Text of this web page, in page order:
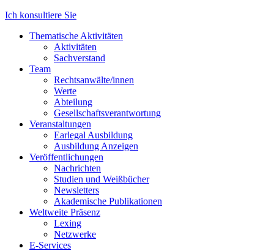
Ich konsultiere Sie
Thematische Aktivitäten
Aktivitäten
Sachverstand
Team
Rechtsanwälte/innen
Werte
Abteilung
Gesellschaftsverantwortung
Veranstaltungen
Earlegal Ausbildung
Ausbildung Anzeigen
Veröffentlichungen
Nachrichten
Studien und Weißbücher
Newsletters
Akademische Publikationen
Weltweite Präsenz
Lexing
Netzwerke
E-Services